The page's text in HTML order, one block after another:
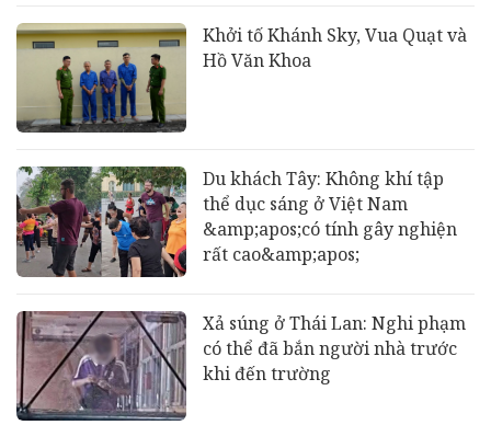
Khởi tố Khánh Sky, Vua Quạt và
Hồ Văn Khoa
Du khách Tây: Không khí tập
thể dục sáng ở Việt Nam
&amp;apos;có tính gây nghiện
rất cao&amp;apos;
Xả súng ở Thái Lan: Nghi phạm
có thể đã bắn người nhà trước
khi đến trường